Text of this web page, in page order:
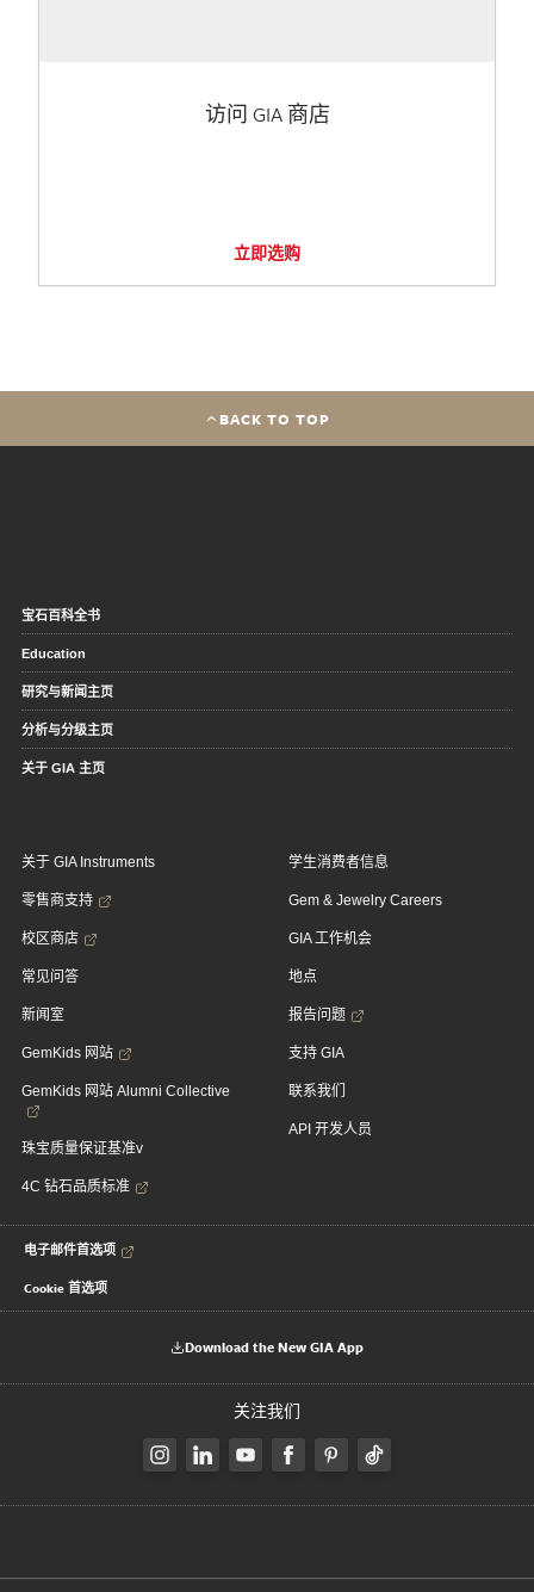
访问 GIA 商店
立即选购
BACK TO TOP
宝石百科全书
Education
研究与新闻主页
分析与分级主页
关于 GIA 主页
关于 GIA Instruments
零售商支持
校区商店
常见问答
新闻室
GemKids 网站
GemKids 网站 Alumni Collective
珠宝质量保证基准v
4C 钻石品质标准
学生消费者信息
Gem & Jewelry Careers
GIA 工作机会
地点
报告问题
支持 GIA
联系我们
API 开发人员
电子邮件首选项
Cookie 首选项
Download the New GIA App
关注我们